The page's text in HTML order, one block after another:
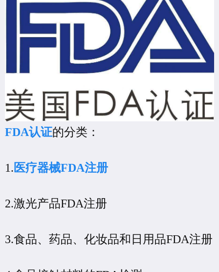
FDA认证的分类：
1.医疗器械FDA注册
2.激光产品FDA注册
3.食品、药品、化妆品和日用品FDA注册